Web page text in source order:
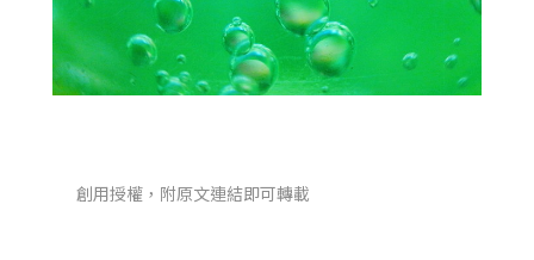
創用授權，附原文連結即可轉載